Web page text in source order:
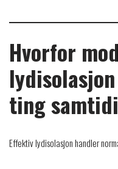
Hvorfor
ting
Effektiv lydisolasjon handler